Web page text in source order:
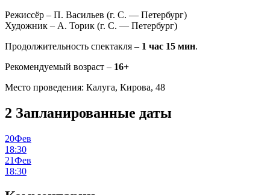
Режиссёр – П. Васильев (г. С. — Петербург)
Художник – А. Торик (г. С. — Петербург)
Продолжительность спектакля – 1 час 15 мин.
Рекомендуемый возраст – 16+
Место проведения: Калуга, Кирова, 48
2 Запланированные даты
20Фев
18:30
21Фев
18:30